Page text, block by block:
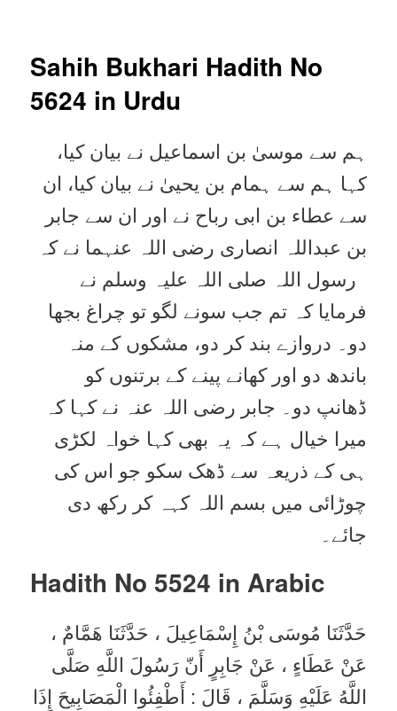
Sahih Bukhari Hadith No
5624 in Urdu
ہم سے موسیٰ بن اسماعیل نے بیان کیا،
کہا ہم سے ہمام بن یحییٰ نے بیان کیا، ان
سے عطاء بن ابی رباح نے اور ان سے جابر
بن عبداللہ انصاری رضی اللہ عنہما نے کہ
رسول اللہ صلی اللہ علیہ وسلم نے
فرمایا کہ تم جب سونے لگو تو چراغ بجھا
دو۔ دروازے بند کر دو، مشکوں کے منہ
باندھ دو اور کھانے پینے کے برتنوں کو
ڈھانپ دو۔ جابر رضی اللہ عنہ نے کہا کہ
میرا خیال ہے کہ یہ بھی کہا خواہ لکڑی
ہی کے ذریعہ سے ڈھک سکو جو اس کی
چوڑائی میں بسم اللہ کہہ کر رکھ دی
جائے۔
Hadith No 5524 in Arabic
حَدَّثَنَا مُوسَى بْنُ إِسْمَاعِيلَ ، حَدَّثَنَا هَمَّامٌ ،
عَنْ عَطَاءٍ ، عَنْ جَابِرٍ أَنّ رَسُولَ اللَّهِ صَلَّى
اللَّهُ عَلَيْهِ وَسَلَّمَ ، قَالَ : أَطْفِئُوا الْمَصَابِيحَ إِذَا